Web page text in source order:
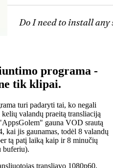
programa -
tik klipai.
turi padaryti tai, ko negali
valandų praeitą transliaciją
gauna VOD srautą
jis gaunamas, todėl 8 valandų
tą patį laiką kaip ir 8 minučių
buferiu).
transliavo 1080p60,